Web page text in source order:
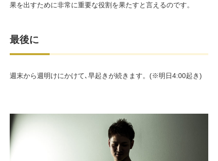
果を出すために非常に重要な役割を果たすと言えるのです。
最後に
週末から週明けにかけて､早起きが続きます。(※明日4:00起き)